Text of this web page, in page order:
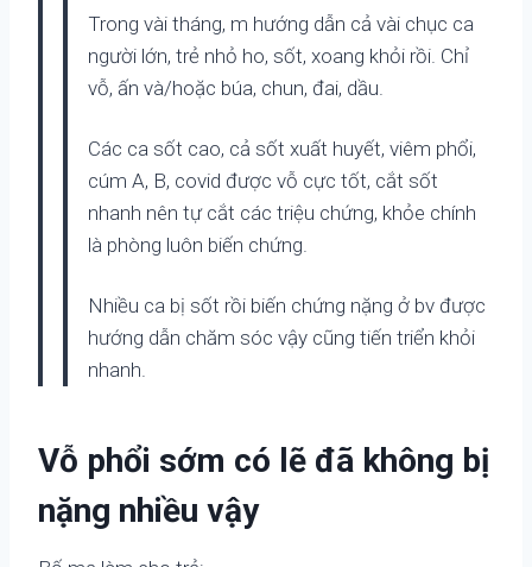
Trong vài tháng, m hướng dẫn cả vài chục ca
người lớn, trẻ nhỏ ho, sốt, xoang khỏi rồi. Chỉ
vỗ, ấn và/hoặc búa, chun, đai, dầu.
Các ca sốt cao, cả sốt xuất huyết, viêm phổi,
cúm A, B, covid được vỗ cực tốt, cắt sốt
nhanh nên tự cắt các triệu chứng, khỏe chính
là phòng luôn biến chứng.
Nhiều ca bị sốt rồi biến chứng nặng ở bv được
hướng dẫn chăm sóc vậy cũng tiến triển khỏi
nhanh.
Vỗ phổi sớm có lẽ đã không bị
nặng nhiều vậy